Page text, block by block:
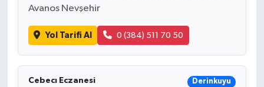
Avanos Nevşehir
Yol Tarifi Al 0 (384) 511 70 50
Cebecı Eczanesi Derinkuyu